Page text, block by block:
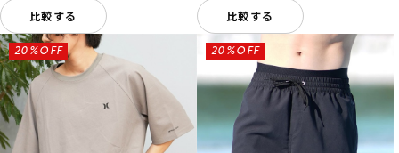
比較する 比較する
20%OFF 20%OFF